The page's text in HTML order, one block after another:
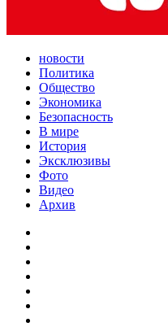
новости
Политика
Общество
Экономика
Безопасность
В мире
История
Эксклюзивы
Фото
Видео
Архив